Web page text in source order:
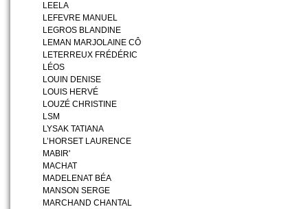
LEELA
LEFEVRE MANUEL
LEGROS BLANDINE
LEMAN MARJOLAINE CÔ
LETERREUX FRÉDÉRIC
LÉOS
LOUIN DENISE
LOUIS HERVÉ
LOUZÉ CHRISTINE
LSM
LYSAK TATIANA
L’HORSET LAURENCE
MABIR'
MACHAT
MADELENAT BÉA
MANSON SERGE
MARCHAND CHANTAL